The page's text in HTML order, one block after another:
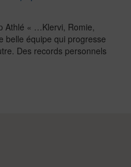
Athlé « …Klervi, Romie,
belle équipe qui progresse
Des records personnels